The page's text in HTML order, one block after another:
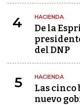
4 HACIENDA
De la
del DNP
5 HACIENDA
Las cinco
nuevo